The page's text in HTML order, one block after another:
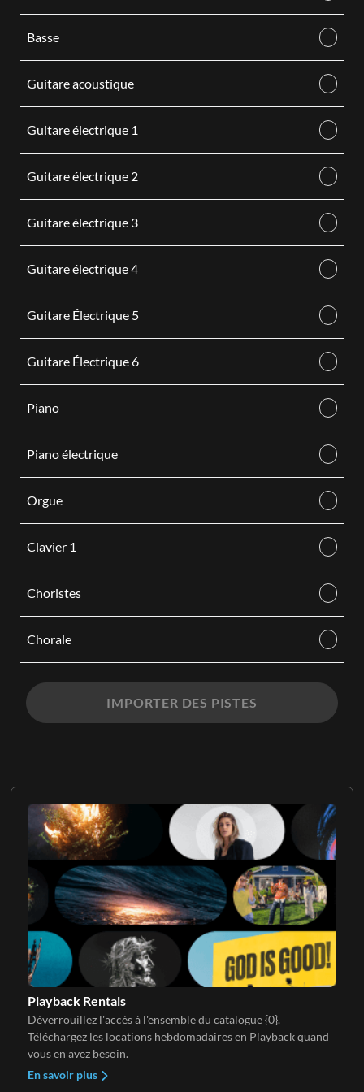
Playback Rentals
Déverrouillez l'accès à l'ensemble du catalogue {0}.
Téléchargez les locations hebdomadaires en Playback quand
vous en avez besoin.
En savoir plus
Basse
Guitare acoustique
Guitare électrique 1
Guitare électrique 2
Guitare électrique 3
Guitare électrique 4
Guitare Électrique 5
Guitare Électrique 6
Piano
Piano électrique
Orgue
Clavier 1
Choristes
Chorale
IMPORTER DES PISTES